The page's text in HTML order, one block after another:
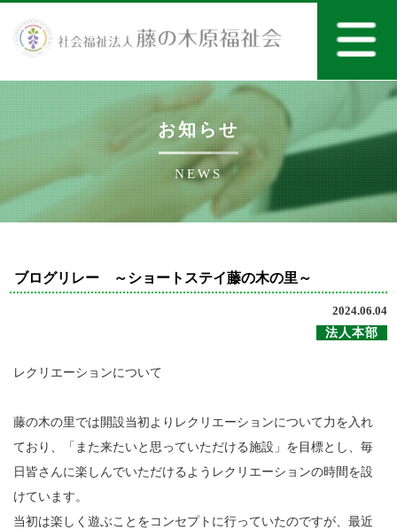
お知らせ
NEWS
ブログリレー ～ショートステイ藤の木の里～
2024.06.04
法人本部
レクリエーションについて
藤の木の里では開設当初よりレクリエーションについて力を入れ
ており、「また来たいと思っていただける施設」を目標とし、毎
日皆さんに楽しんでいただけるようレクリエーションの時間を設
けています。
当初は楽しく遊ぶことをコンセプトに行っていたのですが、最近